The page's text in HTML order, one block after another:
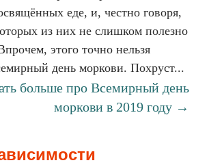
еде, и, честно говоря,
из них не слишком полезно
этого точно нельзя
день моркови. Похруст...
больше про Всемирный день
моркови в 2019 году →